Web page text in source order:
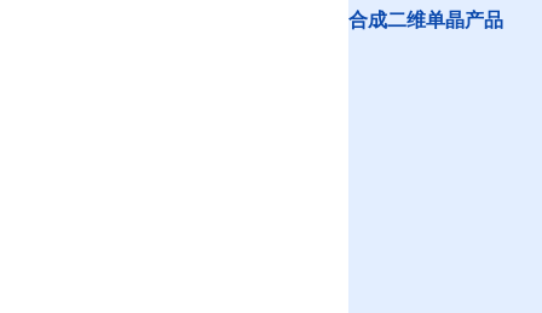
合成二维单晶产品